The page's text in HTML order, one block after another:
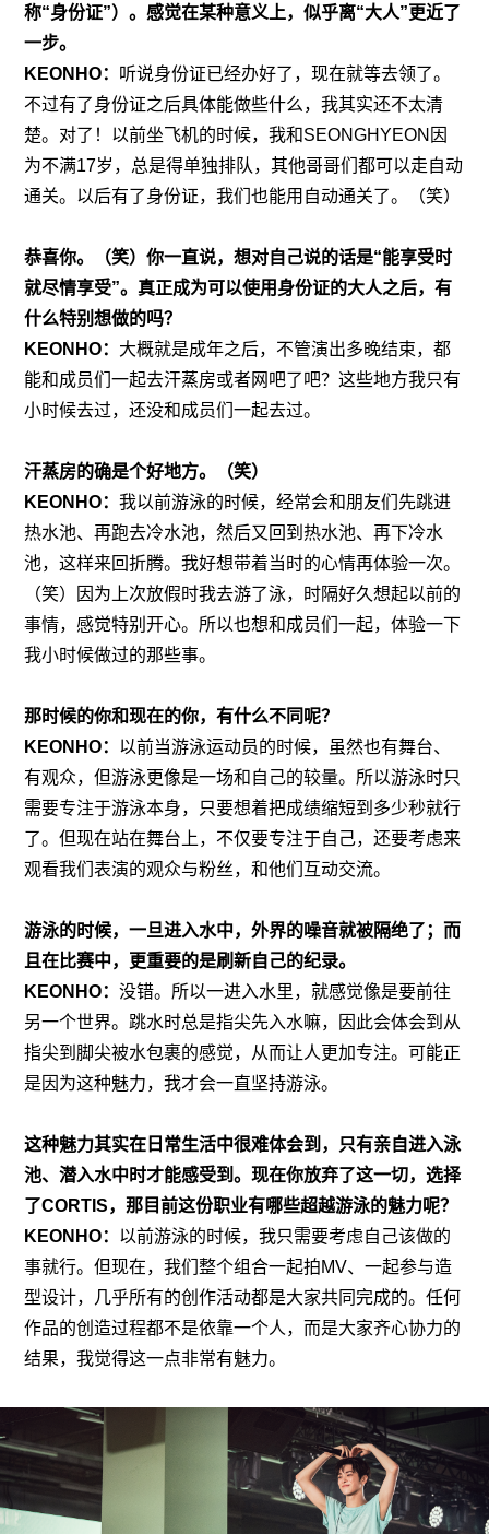
称“身份证”）。感觉在某种意义上，似乎离“大人”更近了
一步。
KEONHO： 听说身份证已经办好了，现在就等去领了。
不过有了身份证之后具体能做些什么，我其实还不太清
楚。对了！以前坐飞机的时候，我和SEONGHYEON因
为不满17岁，总是得单独排队，其他哥哥们都可以走自动
通关。以后有了身份证，我们也能用自动通关了。（笑）
恭喜你。（笑）你一直说，想对自己说的话是“能享受时
就尽情享受”。真正成为可以使用身份证的大人之后，有
什么特别想做的吗？
KEONHO： 大概就是成年之后，不管演出多晚结束，都
能和成员们一起去汗蒸房或者网吧了吧？这些地方我只有
小时候去过，还没和成员们一起去过。
汗蒸房的确是个好地方。（笑）
KEONHO：我以前游泳的时候，经常会和朋友们先跳进
热水池、再跑去冷水池，然后又回到热水池、再下冷水
池，这样来回折腾。我好想带着当时的心情再体验一次。
（笑）因为上次放假时我去游了泳，时隔好久想起以前的
事情，感觉特别开心。所以也想和成员们一起，体验一下
我小时候做过的那些事。
那时候的你和现在的你，有什么不同呢？
KEONHO： 以前当游泳运动员的时候，虽然也有舞台、
有观众，但游泳更像是一场和自己的较量。所以游泳时只
需要专注于游泳本身，只要想着把成绩缩短到多少秒就行
了。但现在站在舞台上，不仅要专注于自己，还要考虑来
观看我们表演的观众与粉丝，和他们互动交流。
游泳的时候，一旦进入水中，外界的噪音就被隔绝了；而
且在比赛中，更重要的是刷新自己的纪录。
KEONHO：没错。所以一进入水里，就感觉像是要前往
另一个世界。跳水时总是指尖先入水嘛，因此会体会到从
指尖到脚尖被水包裹的感觉，从而让人更加专注。可能正
是因为这种魅力，我才会一直坚持游泳。
这种魅力其实在日常生活中很难体会到，只有亲自进入泳
池、潜入水中时才能感受到。现在你放弃了这一切，选择
了CORTIS，那目前这份职业有哪些超越游泳的魅力呢？
KEONHO： 以前游泳的时候，我只需要考虑自己该做的
事就行。但现在，我们整个组合一起拍MV、一起参与造
型设计，几乎所有的创作活动都是大家共同完成的。任何
作品的创造过程都不是依靠一个人，而是大家齐心协力的
结果，我觉得这一点非常有魅力。